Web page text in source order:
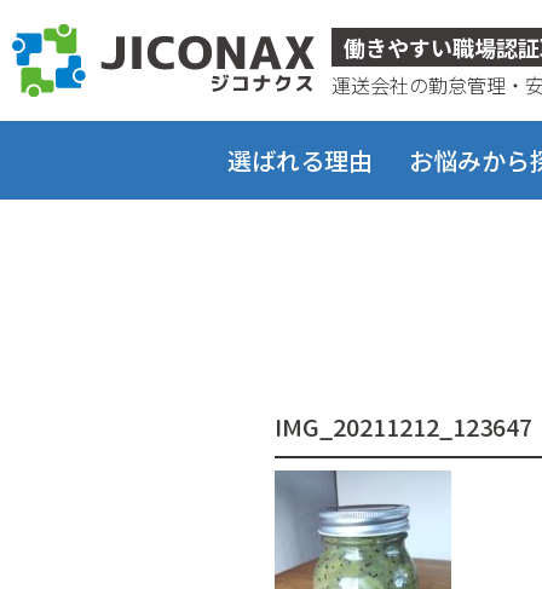
ジコナクス
働きやすい職場認
運送会社の勤怠管理・
選ばれる理由 お悩みから
IMG_20211212_123647